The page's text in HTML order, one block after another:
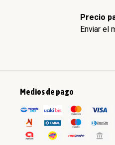
Precio
Enviar el
Medios de pago